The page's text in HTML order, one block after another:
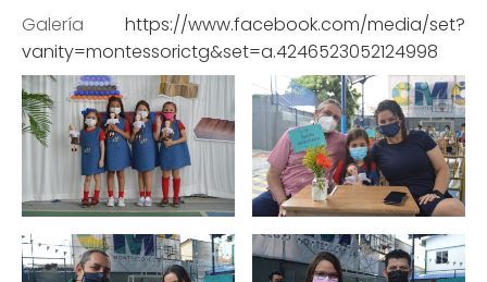
Galería https://www.facebook.com/media/set?
vanity=montessorictg&set=a.4246523052124998